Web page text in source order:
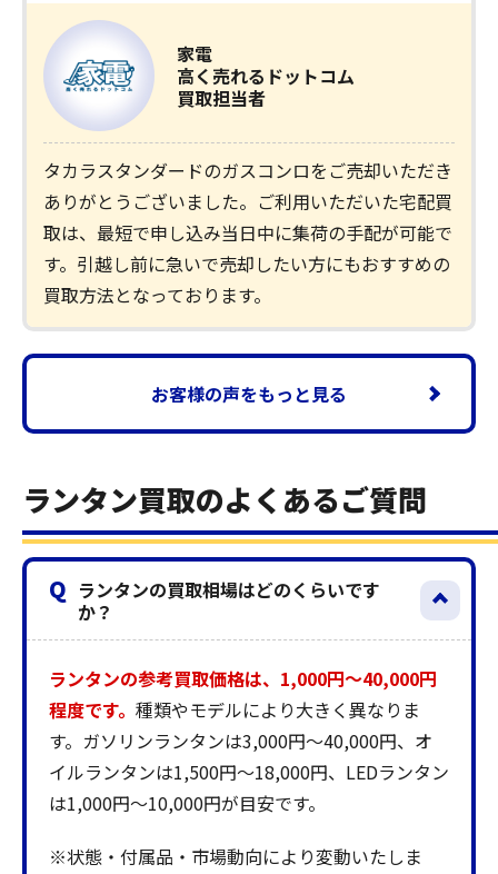
家電
高く売れるドットコム
買取担当者
タカラスタンダードのガスコンロをご売却いただき
ありがとうございました。ご利用いただいた宅配買
取は、最短で申し込み当日中に集荷の手配が可能で
す。引越し前に急いで売却したい方にもおすすめの
買取方法となっております。
お客様の声をもっと見る
ランタン買取のよくあるご質問
Q ランタンの買取相場はどのくらいです
か？
ランタンの参考買取価格は、1,000円〜40,000円
程度です。 種類やモデルにより大きく異なりま
す。ガソリンランタンは3,000円〜40,000円、オ
イルランタンは1,500円〜18,000円、LEDランタン
は1,000円〜10,000円が目安です。
※状態・付属品・市場動向により変動いたしま